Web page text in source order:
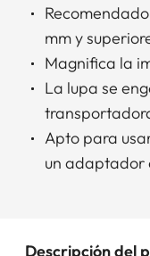
mm y
Magnifica la
La lupa se
Apto para
un adaptador
Descripción del